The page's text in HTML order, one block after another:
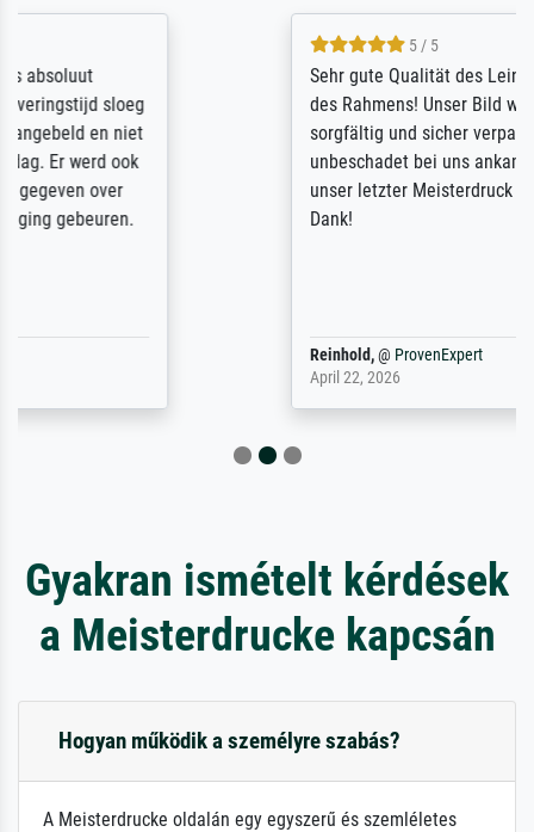
Sehr gute Qualität des Leinwanddrucks und
des Rahmens! Unser Bild wurde sehr
sorgfältig und sicher verpackt, so dass es
unbeschadet bei uns ankam. Es wird nicht
unser letzter Meisterdruck sein. Vielen
Dank!
Gyakran ismételt kérdések
a Meisterdrucke kapcsán
Hogyan működik a személyre szabás?
A Meisterdrucke oldalán egy egyszerű és szemléletes